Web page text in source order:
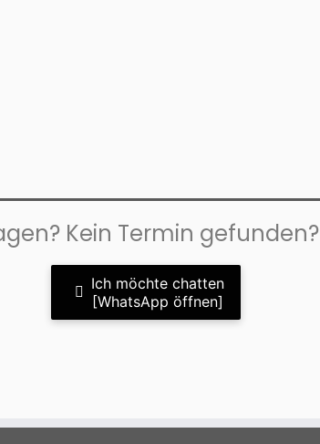
Kein Termin gefunden?
Ich möchte chatten
[WhatsApp öffnen]